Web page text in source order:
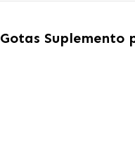
Suplemento